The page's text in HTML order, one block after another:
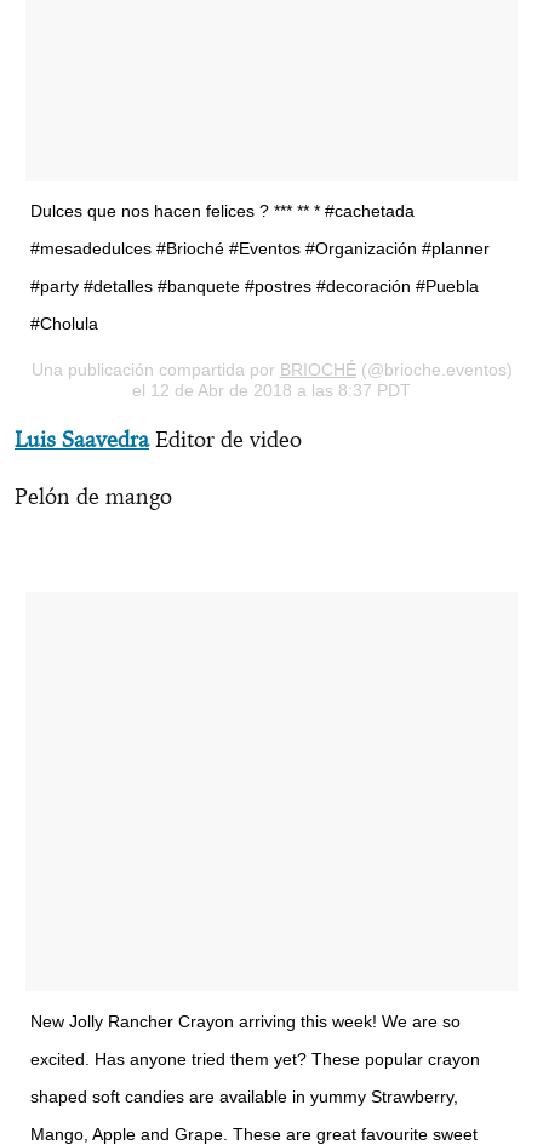
Dulces que nos hacen felices ? *** ** * #cachetada
#mesadedulces #Brioché #Eventos #Organización #planner
#party #detalles #banquete #postres #decoración #Puebla
#Cholula
Una publicación compartida por BRIOCHÉ(@brioche.eventos)
el 12 de Abr de 2018 a las 8:37 PDT
Luis SaavedraEditor de video
Pelón de mango
New Jolly Rancher Crayon arriving this week! We are so
excited. Has anyone tried them yet? These popular crayon
shaped soft candies are available in yummy Strawberry,
Mango, Apple and Grape. These are great favourite sweet